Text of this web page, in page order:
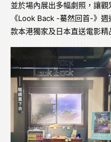
並於場內展出多幅劇照，讓
《Look Back -驀然回首-》
款本港獨家及日本直送電影精